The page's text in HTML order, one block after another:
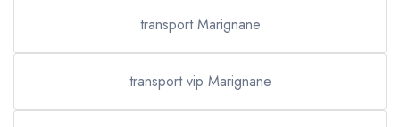
transport Marignane
transport vip Marignane